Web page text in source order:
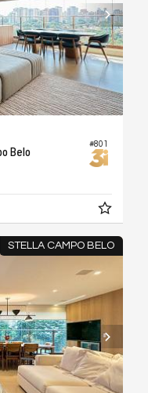
#801
Belo
STELLA CAMPO BELO